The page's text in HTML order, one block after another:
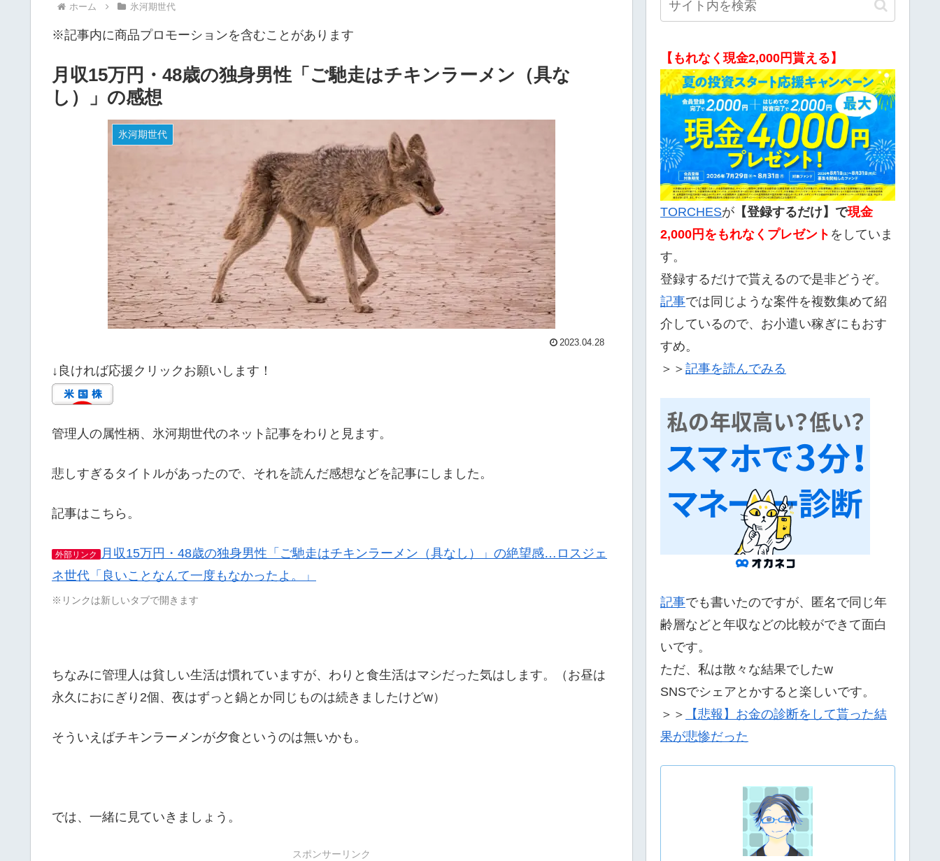
ホーム 氷河期世代
※記事内に商品プロモーションを含むことがあります
月収15万円・48歳の独身男性「ご馳走はチキンラーメン（具な
し）」の感想
氷河期世代
2023.04.28
↓良ければ応援クリックお願いします！
管理人の属性柄、氷河期世代のネット記事をわりと見ます。
悲しすぎるタイトルがあったので、それを読んだ感想などを記事にしました。
記事はこちら。
外部リンク
月収15万円・48歳の独身男性「ご馳走はチキンラーメン（具なし）」の絶望感…ロスジェ
ネ世代「良いことなんて一度もなかったよ。」
※リンクは新しいタブで開きます
ちなみに管理人は貧しい生活は慣れていますが、わりと食生活はマシだった気はします。（お昼は
永久におにぎり2個、夜はずっと鍋とか同じものは続きましたけどw）
そういえばチキンラーメンが夕食というのは無いかも。
では、一緒に見ていきましょう。
スポンサーリンク
【もれなく現金2,000円貰える】
TORCHESが 【登録するだけ】で現金
2,000 円をもれなくプレゼント をしていま
す。
登録するだけで貰えるので是非どうぞ。
記事では同じような案件を複数集めて紹
介しているので、お小遣い稼ぎにもおす
すめ。
＞＞ 記事を読んでみる
記事でも書いたのですが、匿名で同じ年
齢層などと年収などの比較ができて面白
いです。
ただ、私は散々な結果でしたw
SNSでシェアとかすると楽しいです。
＞＞
【悲報】お金の診断をして貰った結
果が悲惨だった